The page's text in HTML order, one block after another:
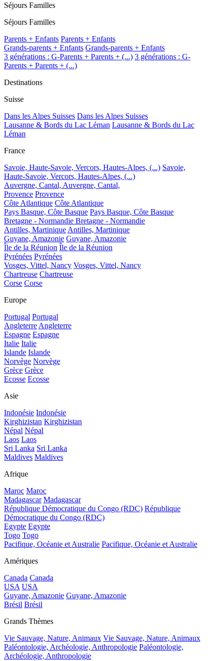
Séjours Familles
Séjours Familles
Parents + Enfants Parents + Enfants
Grands-parents + Enfants Grands-parents + Enfants
3 générations : G-Parents + Parents + (...) 3 générations : G-
Parents + Parents + (...)
Destinations
Suisse
Dans les Alpes Suisses Dans les Alpes Suisses
Lausanne & Bords du Lac Léman Lausanne & Bords du Lac
Léman
France
Savoie, Haute-Savoie, Vercors, Hautes-Alpes, (...) Savoie,
Haute-Savoie, Vercors, Hautes-Alpes, (...)
Auvergne, Cantal, Auvergne, Cantal,
Provence Provence
Côte Atlantique Côte Atlantique
Pays Basque, Côte Basque Pays Basque, Côte Basque
Bretagne - Normandie Bretagne - Normandie
Antilles, Martinique Antilles, Martinique
Guyane, Amazonie Guyane, Amazonie
Île de la Réunion Île de la Réunion
Pyrénées Pyrénées
Vosges, Vittel, Nancy Vosges, Vittel, Nancy
Chartreuse Chartreuse
Corse Corse
Europe
Portugal Portugal
Angleterre Angleterre
Espagne Espagne
Italie Italie
Islande Islande
Norvège Norvège
Grèce Grèce
Ecosse Ecosse
Asie
Indonésie Indonésie
Kirghizistan Kirghizistan
Népal Népal
Laos Laos
Sri Lanka Sri Lanka
Maldives Maldives
Afrique
Maroc Maroc
Madagascar Madagascar
République Démocratique du Congo (RDC) République
Démocratique du Congo (RDC)
Egypte Egypte
Togo Togo
Pacifique, Océanie et Australie Pacifique, Océanie et Australie
Amériques
Canada Canada
USA USA
Guyane, Amazonie Guyane, Amazonie
Brésil Brésil
Grands Thèmes
Vie Sauvage, Nature, Animaux Vie Sauvage, Nature, Animaux
Paléontologie, Archéologie, Anthropologie Paléontologie,
Archéologie, Anthropologie